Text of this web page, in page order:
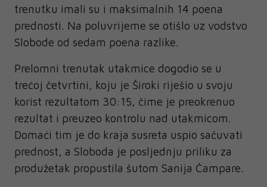
trenutku imali su i maksimalnih 14 poena
prednosti. Na poluvrijeme se otišlo uz vodstvo
Slobode od sedam poena razlike.
Prelomni trenutak utakmice dogodio se u
trećoj četvrtini, koju je Široki riješio u svoju
korist rezultatom 30:15, čime je preokrenuo
rezultat i preuzeo kontrolu nad utakmicom.
Domaći tim je do kraja susreta uspio sačuvati
prednost, a Sloboda je posljednju priliku za
produžetak propustila šutom Sanija Čampare.